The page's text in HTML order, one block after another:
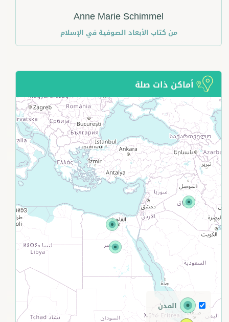
Anne Marie Schimmel
من كتاب الأبعاد الصوفية في الإسلام
أماكن ذات صلة
المدن